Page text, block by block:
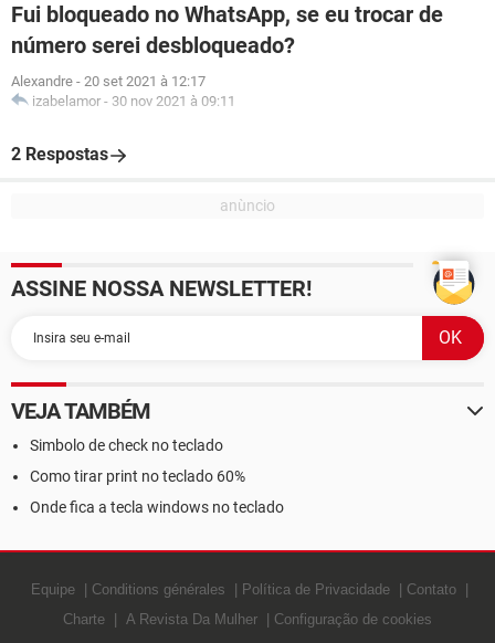
Fui bloqueado no WhatsApp, se eu trocar de
número serei desbloqueado?
Alexandre - 20 set 2021 à 12:17
izabelamor - 30 nov 2021 à 09:11
2 Respostas
ASSINE NOSSA NEWSLETTER!
VEJA TAMBÉM
Simbolo de check no teclado
Como tirar print no teclado 60%
Onde fica a tecla windows no teclado
Equipe Conditions générales Política de Privacidade
Contato
Charte
A Revista Da Mulher Configuração de cookies